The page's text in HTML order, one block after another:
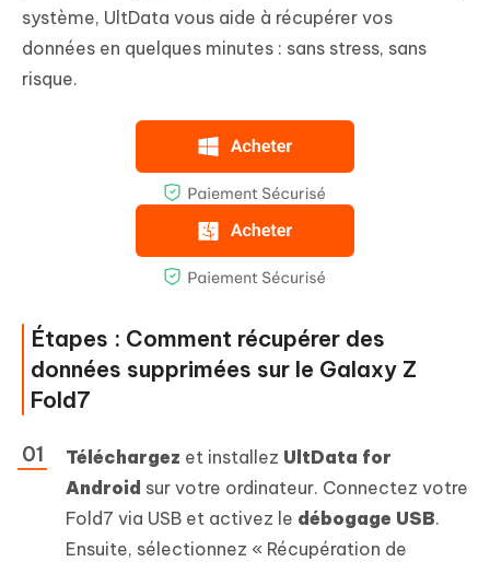
système, UltData vous aide à récupérer vos
données en quelques minutes : sans stress, sans
risque.
Étapes : Comment récupérer des
données supprimées sur le Galaxy Z
Fold7
Téléchargez et installez UltData for
Android sur votre ordinateur. Connectez votre
Fold7 via USB et activez le débogage USB.
Ensuite, sélectionnez « Récupération de